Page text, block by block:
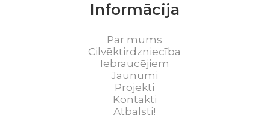
Informācija
Par mums
Cilvēktirdzniecība
Iebraucējiem
Jaunumi
Projekti
Kontakti
Atbalsti!